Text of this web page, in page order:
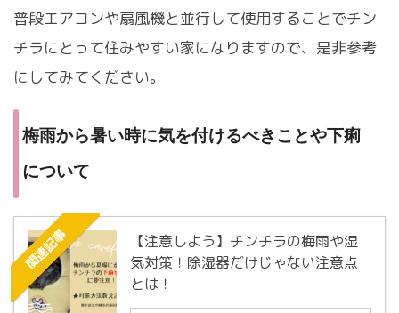
普段エアコンや扇風機と並行して使用することでチン
チラにとって住みやすい家になりますので、是非参考
にしてみてください。
梅雨から暑い時に気を付けるべきことや下痢
について
関連記事
【注意しよう】チンチラの梅雨や湿
気対策！除湿器だけじゃない注意点
とは！